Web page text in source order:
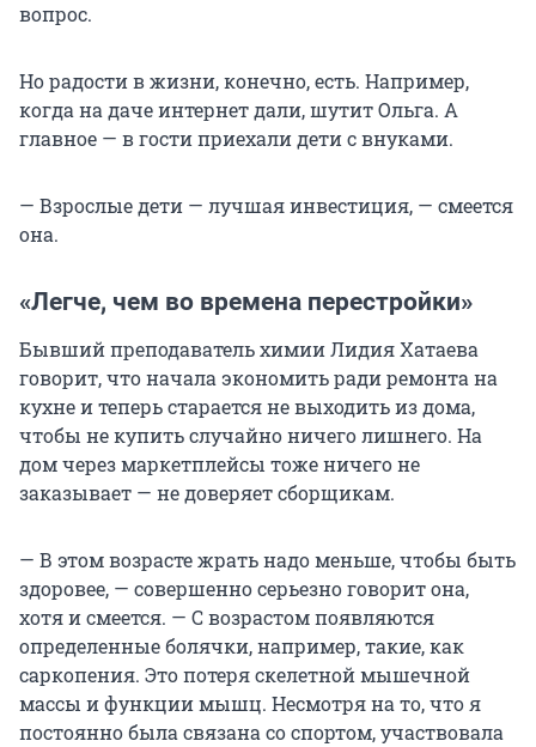
вопрос.
Но радости в жизни, конечно, есть. Например,
когда на даче интернет дали, шутит Ольга. А
главное — в гости приехали дети с внуками.
— Взрослые дети — лучшая инвестиция, — смеется
она.
«Легче, чем во времена перестройки»
Бывший преподаватель химии Лидия Хатаева
говорит, что начала экономить ради ремонта на
кухне и теперь старается не выходить из дома,
чтобы не купить случайно ничего лишнего. На
дом через маркетплейсы тоже ничего не
заказывает — не доверяет сборщикам.
— В этом возрасте жрать надо меньше, чтобы быть
здоровее, — совершенно серьезно говорит она,
хотя и смеется. — С возрастом появляются
определенные болячки, например, такие, как
саркопения. Это потеря скелетной мышечной
массы и функции мышц. Несмотря на то, что я
постоянно была связана со спортом, участвовала